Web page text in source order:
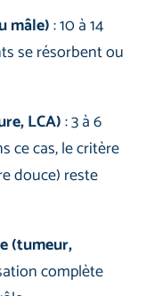
mâle): 10 à 14
se résorbent ou
LCA): 3 à 6
ce cas, le critère
douce) reste
(tumeur,
complète